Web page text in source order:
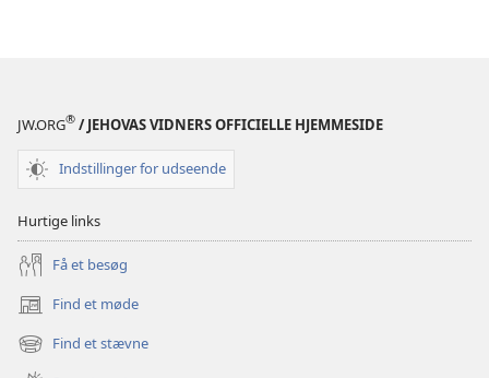
JW.ORG® / JEHOVAS VIDNERS OFFICIELLE HJEMMESIDE
Indstillinger for udseende
Hurtige links
Få et besøg
Find et møde
(åbner
nyt
vindue)
Find et stævne
(åbner
nyt